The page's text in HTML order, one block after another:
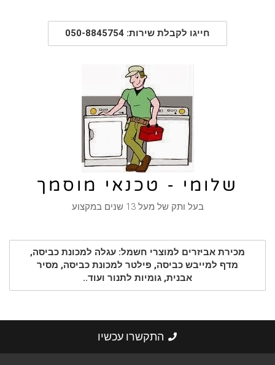
חייגו לקבלת שירות: 050-8845754
שלומי - טכנאי מוסמך
בעל ותק של מעל 13 שנים במקצוע
מכירת אביזרים למוצרי חשמל: עגלה למכונת כביסה,
מדף למייבש כביסה, פילטר למכונת כביסה, מסיר
אבנית, גומיות לתנור ועוד..
התקשרו עכשיו